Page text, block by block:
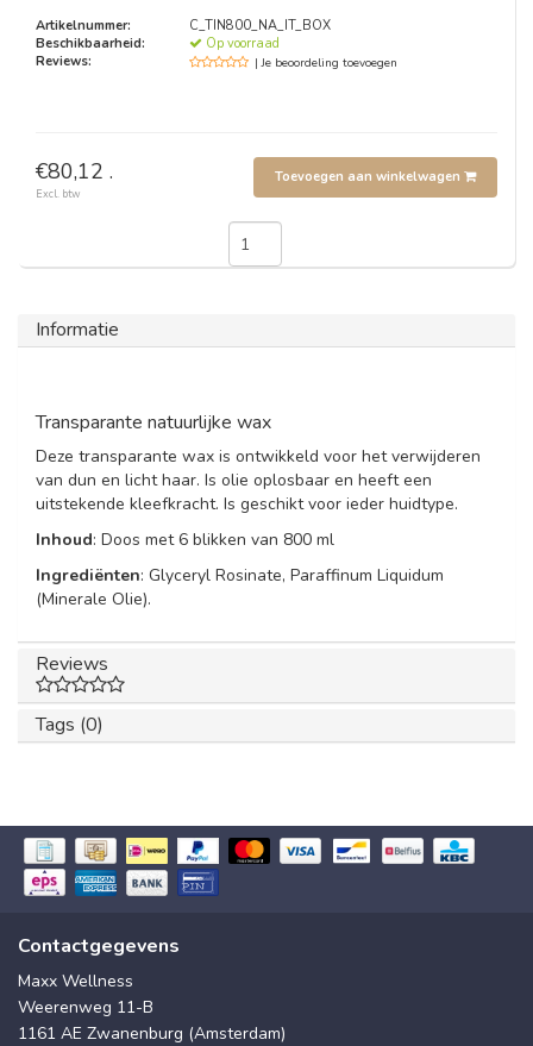
Artikelnummer:
C_TIN800_NA_IT_BOX
Beschikbaarheid:
Op voorraad
Reviews:
| Je beoordeling toevoegen
€80,12 .
Excl. btw
Toevoegen aan winkelwagen
Informatie
Transparante natuurlijke wax
Deze transparante wax is ontwikkeld voor het verwijderen
van dun en licht haar. Is olie oplosbaar en heeft een
uitstekende kleefkracht. Is geschikt voor ieder huidtype.
Inhoud: Doos met 6 blikken van 800 ml
Ingrediënten: Glyceryl Rosinate, Paraffinum Liquidum
(Minerale Olie).
Reviews
Tags (0)
Contactgegevens
Maxx Wellness
Weerenweg 11-B
1161 AE Zwanenburg (Amsterdam)